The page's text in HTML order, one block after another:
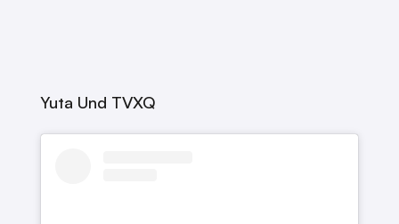
Yuta Und TVXQ